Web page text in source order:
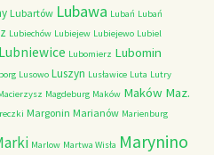
Lubartów Lubawa Lubań Lubań
Lubiechów Lubiejew Lubiejewo Lubiel
Lubniewice Lubomierz Lubomin
Lusowo Luszyn Lusławice Luta Lutry
Magdeburg Maków Maków Maz.
Margonin Marianów Marienburg
Marlow Martwa Wisła Marynino